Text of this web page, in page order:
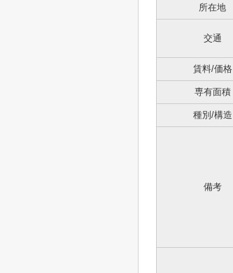
所在地
交通
賃料/価格
専有面積
種別/構造
備考